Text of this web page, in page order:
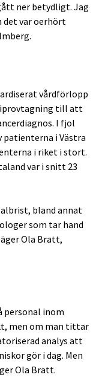
ner betydligt. Jag
det var oerhört
vårdförlopp
till att
I fjol
i Västra
i riket i stort.
var i snitt 23
bland annat
som tar hand
Ola Bratt,
personal inom
men om man tittar
analys att
gör i dag. Men
Ola Bratt.